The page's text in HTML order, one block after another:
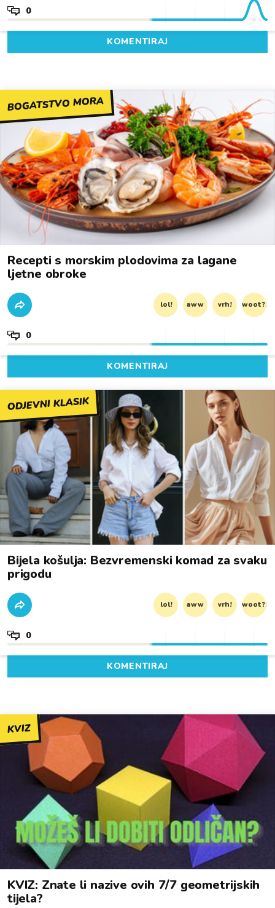
0
KOMENTIRAJ
BOGATSTVO MORA
Recepti s morskim plodovima za lagane
ljetne obroke
lol! aww vrh! woot?!
0
KOMENTIRAJ
ODJEVNI KLASIK
Bijela košulja: Bezvremenski komad za svaku
prigodu
lol! aww vrh! woot?!
0
KOMENTIRAJ
KVIZ
KVIZ: Znate li nazive ovih 7/7 geometrijskih
tijela?